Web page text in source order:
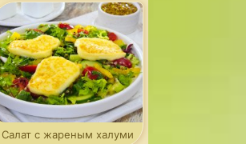
Салат с жареным халуми